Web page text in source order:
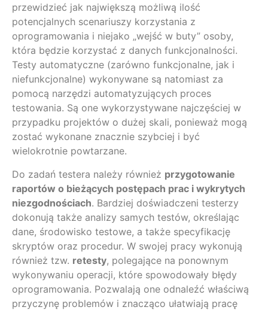
przewidzieć jak największą możliwą ilość
potencjalnych scenariuszy korzystania z
oprogramowania i niejako „wejść w buty” osoby,
która będzie korzystać z danych funkcjonalności.
Testy automatyczne (zarówno funkcjonalne, jak i
niefunkcjonalne) wykonywane są natomiast za
pomocą narzędzi automatyzujących proces
testowania. Są one wykorzystywane najczęściej w
przypadku projektów o dużej skali, ponieważ mogą
zostać wykonane znacznie szybciej i być
wielokrotnie powtarzane.
Do zadań testera należy również przygotowanie
raportów o bieżących postępach prac i wykrytych
niezgodnościach. Bardziej doświadczeni testerzy
dokonują także analizy samych testów, określając
dane, środowisko testowe, a także specyfikację
skryptów oraz procedur. W swojej pracy wykonują
również tzw. retesty, polegające na ponownym
wykonywaniu operacji, które spowodowały błędy
oprogramowania. Pozwalają one odnaleźć właściwą
przyczynę problemów i znacząco ułatwiają pracę